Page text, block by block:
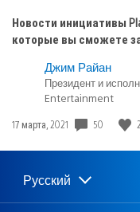
Новости инициативы
которые вы сможете
Джим Райан
Президент и
Entertainment
Дата
17 марта, 2021 50
Выбор
региона
Выбранный
регион:
Русский